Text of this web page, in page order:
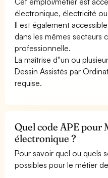
électronique, électricité
Il est également
dans les mêmes secteurs
professionnelle.
La maîtrise d''un ou
Dessin Assistés par
requise.
Quel code APE pour
électronique ?
Pour savoir quel ou quels
possibles pour le métier